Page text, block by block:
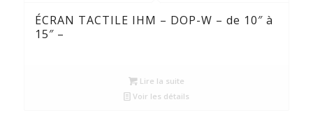
ÉCRAN TACTILE IHM – DOP-W – de 10″ à
15″ –
Lire la suite
Voir les détails